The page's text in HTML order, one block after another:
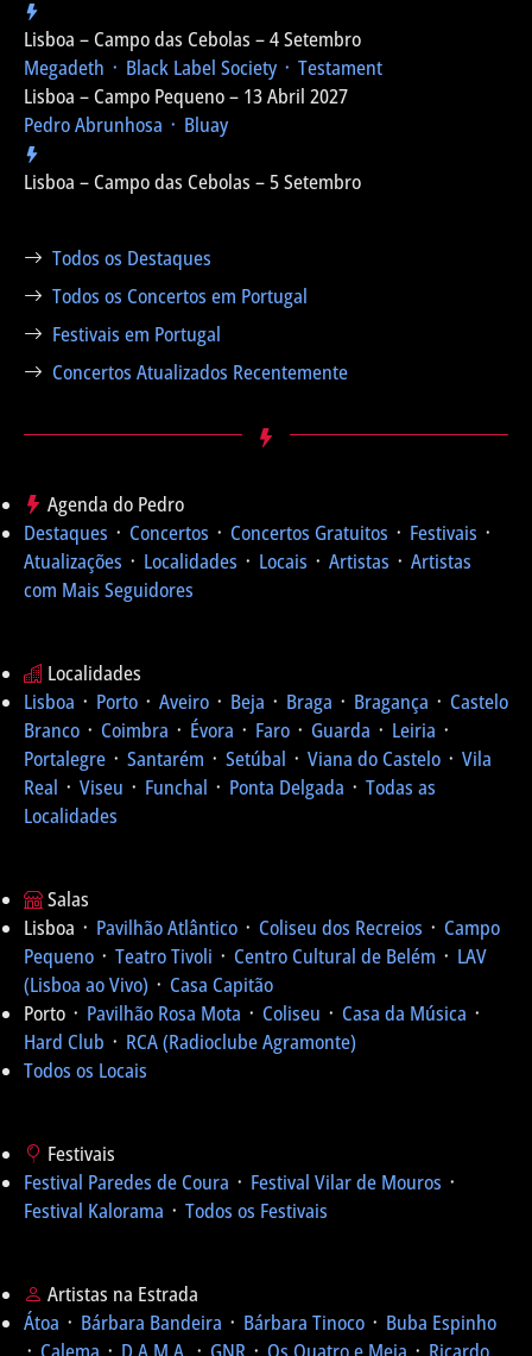
Lisboa – Campo das Cebolas – 4 Setembro
Megadeth ᛫ Black Label Society ᛫ Testament
Lisboa – Campo Pequeno – 13 Abril 2027
Pedro Abrunhosa ᛫ Bluay
Lisboa – Campo das Cebolas – 5 Setembro
Todos os Destaques
Todos os Concertos em Portugal
Festivais em Portugal
Concertos Atualizados Recentemente
Agenda do Pedro
Destaques ᛫ Concertos ᛫ Concertos Gratuitos ᛫ Festivais ᛫
Atualizações ᛫ Localidades ᛫ Locais ᛫ Artistas ᛫ Artistas
com Mais Seguidores
Localidades
Lisboa ᛫ Porto ᛫ Aveiro ᛫ Beja ᛫ Braga ᛫ Bragança ᛫ Castelo
Branco ᛫ Coimbra ᛫ Évora ᛫ Faro ᛫ Guarda ᛫ Leiria ᛫
Portalegre ᛫ Santarém ᛫ Setúbal ᛫ Viana do Castelo ᛫ Vila
Real ᛫ Viseu ᛫ Funchal ᛫ Ponta Delgada ᛫ Todas as
Localidades
Salas
Lisboa ᛫ Pavilhão Atlântico ᛫ Coliseu dos Recreios ᛫ Campo
Pequeno ᛫ Teatro Tivoli ᛫ Centro Cultural de Belém ᛫ LAV
(Lisboa ao Vivo) ᛫ Casa Capitão
Porto ᛫ Pavilhão Rosa Mota ᛫ Coliseu ᛫ Casa da Música ᛫
Hard Club ᛫ RCA (Radioclube Agramonte)
Todos os Locais
Festivais
Festival Paredes de Coura ᛫ Festival Vilar de Mouros ᛫
Festival Kalorama ᛫ Todos os Festivais
Artistas na Estrada
Átoa ᛫ Bárbara Bandeira ᛫ Bárbara Tinoco ᛫ Buba Espinho